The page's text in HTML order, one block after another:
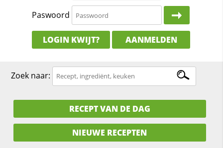
Paswoord
LOGIN KWIJT? AANMELDEN
Zoek naar:
RECEPT VAN DE DAG
NIEUWE RECEPTEN